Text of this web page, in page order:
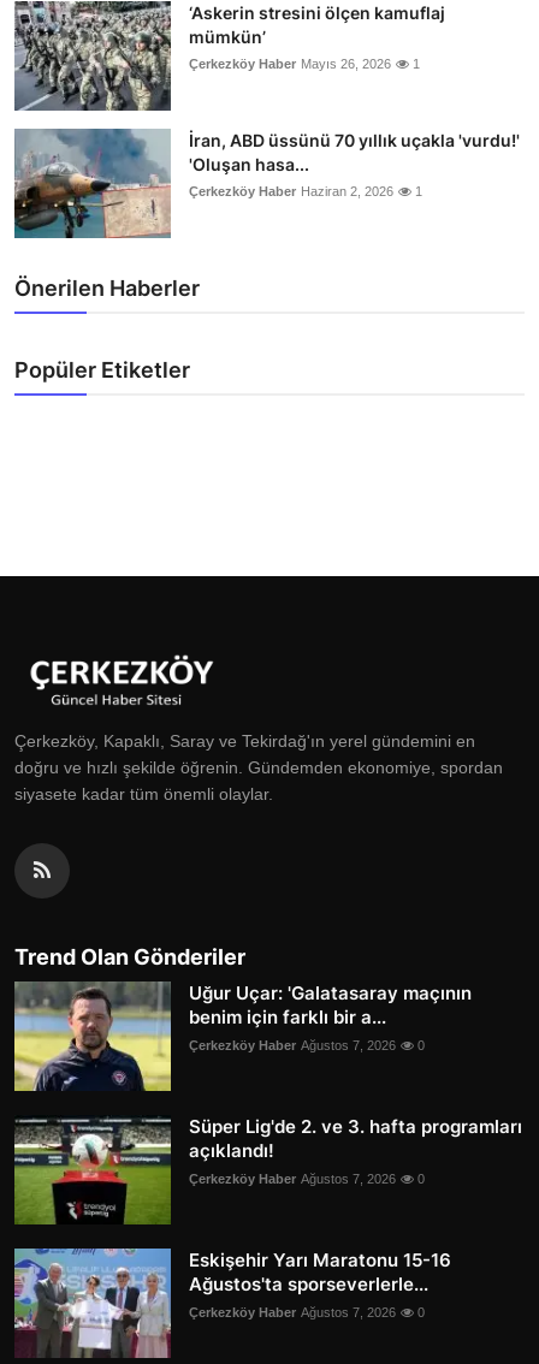
‘Askerin stresini ölçen kamuflaj
mümkün’
Çerkezköy Haber Mayıs 26, 2026 1
İran, ABD üssünü 70 yıllık uçakla 'vurdu!'
'Oluşan hasa...
Çerkezköy Haber Haziran 2, 2026 1
Önerilen Haberler
Popüler Etiketler
Çerkezköy, Kapaklı, Saray ve Tekirdağ'ın yerel gündemini en
doğru ve hızlı şekilde öğrenin. Gündemden ekonomiye, spordan
siyasete kadar tüm önemli olaylar.
Trend Olan Gönderiler
Uğur Uçar: 'Galatasaray maçının
benim için farklı bir a...
Çerkezköy Haber Ağustos 7, 2026 0
Süper Lig'de 2. ve 3. hafta programları
açıklandı!
Çerkezköy Haber Ağustos 7, 2026 0
Eskişehir Yarı Maratonu 15-16
Ağustos'ta sporseverlerle...
Çerkezköy Haber Ağustos 7, 2026 0